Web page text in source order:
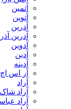
آتمین
آتوین
آدرین
آدرین
آدوین
آدین
آدینه
آر اس اچ
آراد
آراد شاک
آراد